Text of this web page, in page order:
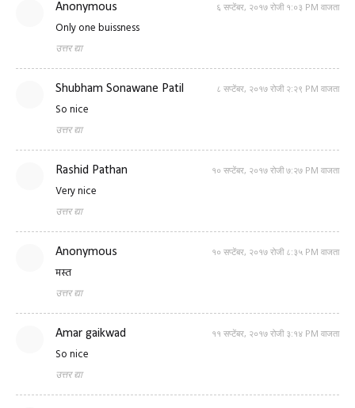
Anonymous ६ सप्टेंबर, २०१७ रोजी १:०३ PM वाजता
Only one buissness
उत्तर द्या
Shubham Sonawane Patil ८ सप्टेंबर, २०१७ रोजी २:२९ PM वाजता
So nice
उत्तर द्या
Rashid Pathan १० सप्टेंबर, २०१७ रोजी ७:२७ PM वाजता
Very nice
उत्तर द्या
Anonymous १० सप्टेंबर, २०१७ रोजी ८:३५ PM वाजता
मस्त
उत्तर द्या
Amar gaikwad ११ सप्टेंबर, २०१७ रोजी ३:१४ PM वाजता
So nice
उत्तर द्या